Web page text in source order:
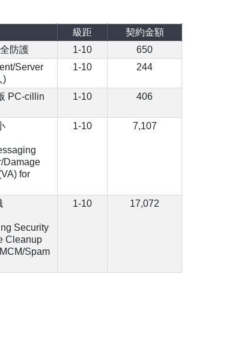
級距
契約金額
防護 1-10
650
Server
)
1-10 244
PC-cillin
1-10 406
Damage
for
1-10 7,107
Security
Cleanup
Spam
1-10 17,072